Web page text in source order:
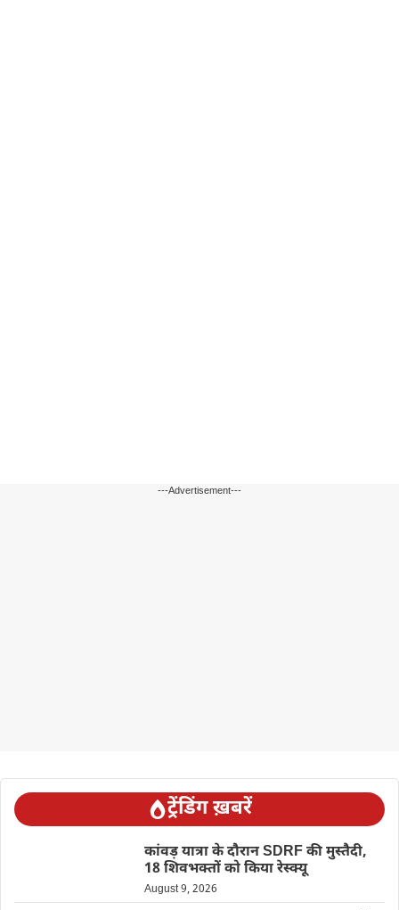
---Advertisement---
ट्रेंडिंग ख़बरें
कांवड़ यात्रा के दौरान SDRF की मुस्तैदी,
18 शिवभक्तों को किया रेस्क्यू
August 9, 2026